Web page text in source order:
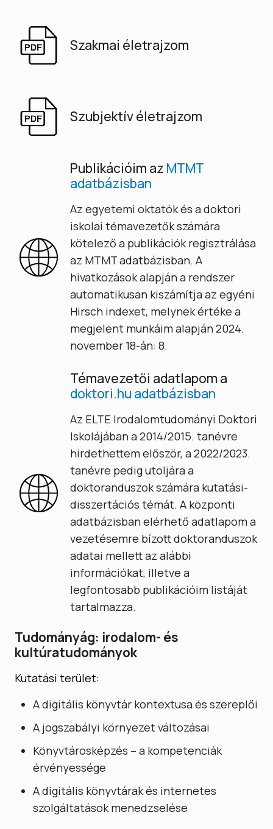
Szakmai életrajzom
Szubjektív életrajzom
Publikációim az MTMT
adatbázisban
Az egyetemi oktatók és a doktori
iskolai témavezetők számára
kötelező a publikációk regisztrálása
az MTMT adatbázisban. A
hivatkozások alapján a rendszer
automatikusan kiszámítja az egyéni
Hirsch indexet, melynek értéke a
megjelent munkáim alapján 2024.
november 18-án: 8.
Témavezetői adatlapom a
doktori.hu adatbázisban
Az ELTE Irodalomtudományi Doktori
Iskolájában a 2014/2015. tanévre
hirdethettem először, a 2022/2023.
tanévre pedig utoljára a
doktoranduszok számára kutatási-
disszertációs témát. A központi
adatbázisban elérhető adatlapom a
vezetésemre bízott doktoranduszok
adatai mellett az alábbi
információkat, illetve a
legfontosabb publikációim listáját
tartalmazza.
Tudományág: irodalom- és
kultúratudományok
Kutatási terület:
A digitális könyvtár kontextusa és szereplői
A jogszabályi környezet változásai
Könyvtárosképzés – a kompetenciák
érvényessége
A digitális könyvtárak és internetes
szolgáltatások menedzselése